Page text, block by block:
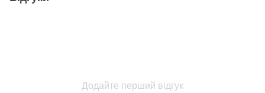
Додайте перший відгук